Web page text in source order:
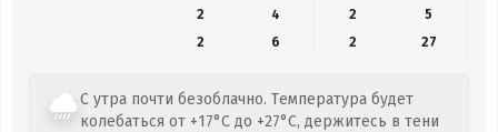
2
4 2
5
2
6 2 27
С утра почти безоблачно. Температура будет
колебаться от +17°C до +27°C, держитесь в тени